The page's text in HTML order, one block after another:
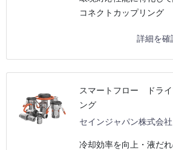
コネクトカップリング
詳細を確
スマートフロー ドライ
ング
セインジャパン株式会社
冷却効率を向上・液だ